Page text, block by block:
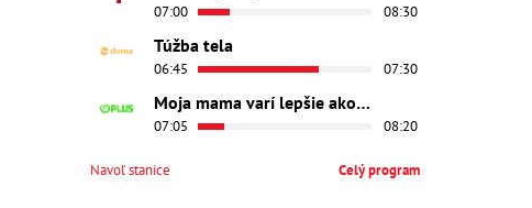
07:00 08:30
Túžba tela
06:45 07:30
Moja mama varí lepšie ako tvoja
07:05 08:20
Navoľ stanice Celý program